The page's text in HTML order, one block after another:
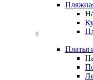
Платья